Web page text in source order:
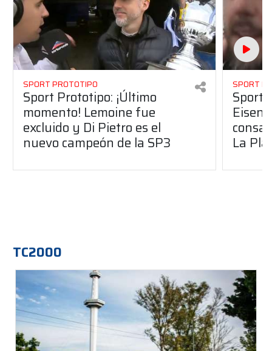
SPORT PROTOTIPO
Sport Prototipo: ¡Último
momento! Lemoine fue
excluido y Di Pietro es el
nuevo campeón de la SP3
SPORT
Sport
La
TC2000